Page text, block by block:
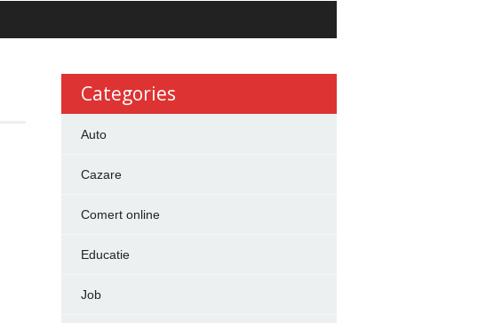
Categories
Auto
Cazare
Comert online
Educatie
Job